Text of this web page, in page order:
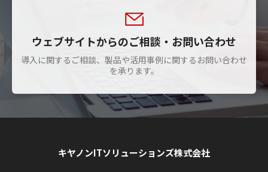
ウェブサイトからのご相談・お問い合わせ
導入に関するご相談、製品や活用事例に関するお問い合わせ
を承ります。
キヤノンITソリューションズ株式会社